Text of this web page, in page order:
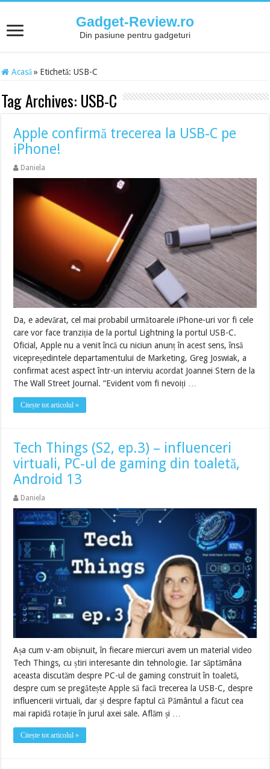
Gadget-Review.ro
Din pasiune pentru gadgeturi
Acasă » Etichetă:USB-C
Tag Archives: USB-C
Apple confirmă trecerea la USB-C pe
iPhone!
Daniela
Da, e adevărat, cel mai probabil următoarele iPhone-uri vor fi cele
care vor face tranziția de la portul Lightning la portul USB-C.
Oficial, Apple nu a venit încă cu niciun anunț în acest sens, însă
vicepreședintele departamentului de Marketing, Greg Joswiak, a
confirmat acest aspect într-un interviu acordat Joannei Stern de la
The Wall Street Journal. “Evident vom fi nevoiți …
Citește tot articolul »
Tech Things (S2, ep.3) – influenceri
virtuali, PC-ul de gaming din toaletă,
Android 13
Daniela
Așa cum v-am obișnuit, în fiecare miercuri avem un material video
Tech Things, cu știri interesante din tehnologie. Iar săptămâna
aceasta discutăm despre PC-ul de gaming construit în toaletă,
despre cum se pregătește Apple să facă trecerea la USB-C, despre
influencerii virtuali, dar și despre faptul că Pământul a făcut cea
mai rapidă rotație în jurul axei sale. Aflăm și …
Citește tot articolul »